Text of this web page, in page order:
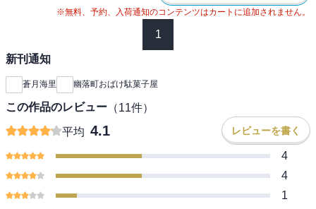
※無料、予約、入荷通知のコンテンツはカートに追加されません。
1
新刊通知
蒼月海里 幽落町おばけ駄菓子屋
この作品のレビュー （11件）
平均 4.1 レビューを書く
4
4
1